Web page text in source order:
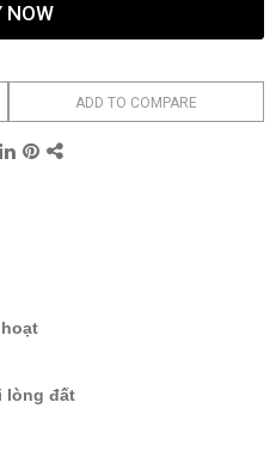
NOW
ADD TO COMPARE
lòng đất